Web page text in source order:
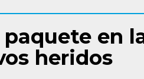
en
heridos